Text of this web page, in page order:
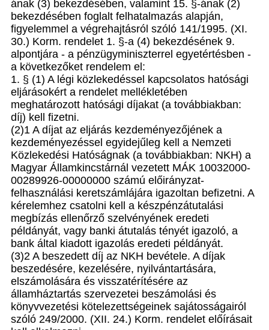
ának (3) bekezdésében, valamint 15. §-ának (2)
bekezdésében foglalt felhatalmazás alapján,
figyelemmel a végrehajtásról szóló 141/1995. (XI.
30.) Korm. rendelet 1. §-a (4) bekezdésének 9.
alpontjára - a pénzügyminiszterrel egyetértésben -
a következőket rendelem el:
1. § (1) A légi közlekedéssel kapcsolatos hatósági
eljárásokért a rendelet mellékletében
meghatározott hatósági díjakat (a továbbiakban:
díj) kell fizetni.
(2)1 A díjat az eljárás kezdeményezőjének a
kezdeményezéssel egyidejűleg kell a Nemzeti
Közlekedési Hatóságnak (a továbbiakban: NKH) a
Magyar Államkincstárnál vezetett MÁK 10032000-
00289926-00000000 számú előirányzat-
felhasználási keretszámlájára igazoltan befizetni. A
kérelemhez csatolni kell a készpénzátutalási
megbízás ellenőrző szelvényének eredeti
példányát, vagy banki átutalás tényét igazoló, a
bank által kiadott igazolás eredeti példányát.
(3)2 A beszedett díj az NKH bevétele. A díjak
beszedésére, kezelésére, nyilvántartására,
elszámolására és visszatérítésére az
államháztartás szervezetei beszámolási és
könyvvezetési kötelezettségeinek sajátosságairól
szóló 249/2000. (XII. 24.) Korm. rendelet előírásait